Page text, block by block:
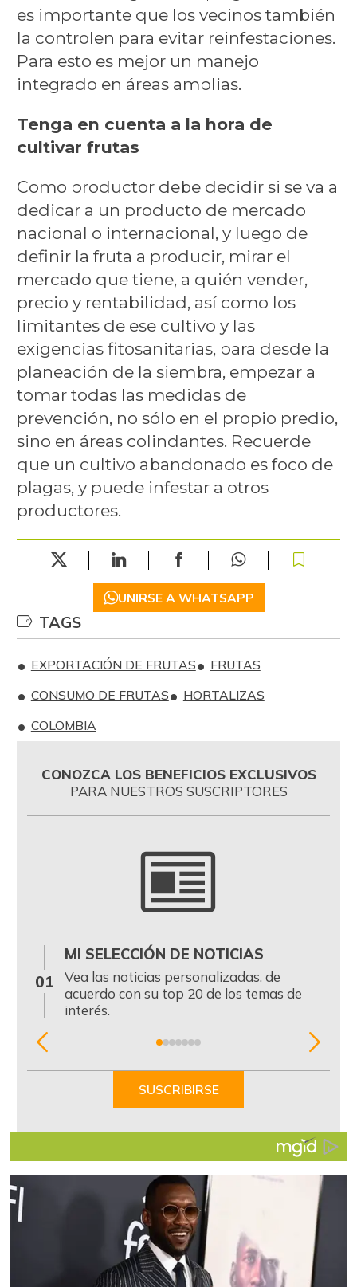
es importante que los vecinos también
la controlen para evitar reinfestaciones.
Para esto es mejor un manejo
integrado en áreas amplias.
Tenga en cuenta a la hora de
cultivar frutas
Como productor debe decidir si se va a
dedicar a un producto de mercado
nacional o internacional, y luego de
definir la fruta a producir, mirar el
mercado que tiene, a quién vender,
precio y rentabilidad, así como los
limitantes de ese cultivo y las
exigencias fitosanitarias, para desde la
planeación de la siembra, empezar a
tomar todas las medidas de
prevención, no sólo en el propio predio,
sino en áreas colindantes. Recuerde
que un cultivo abandonado es foco de
plagas, y puede infestar a otros
productores.
UNIRSE A WHATSAPP
TAGS
EXPORTACIÓN DE FRUTAS
FRUTAS
CONSUMO DE FRUTAS
HORTALIZAS
COLOMBIA
CONOZCA LOS BENEFICIOS EXCLUSIVOS
PARA NUESTROS SUSCRIPTORES
01
MI SELECCIÓN DE NOTICIAS
Vea las noticias personalizadas, de
acuerdo con su top 20 de los temas de
interés.
Item
SUSCRIBIRSE